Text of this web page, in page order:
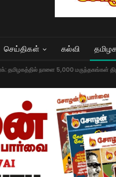
செய்திகள் கல்வி
தமிழகத்தில் நாளை 5,000 மருந்தகங்கள்